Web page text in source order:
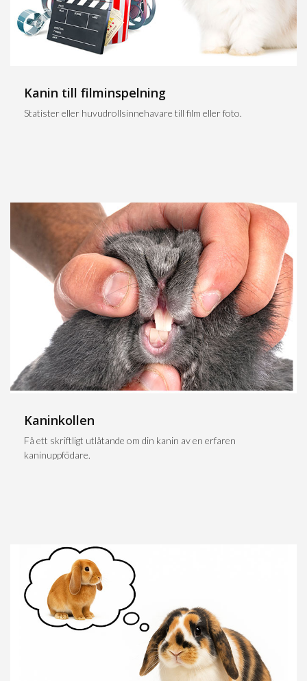
Kanin till filminspelning
Statister eller huvudrollsinnehavare till film eller foto.
Kaninkollen
Få ett skriftligt utlåtande om din kanin av en erfaren
kaninuppfödare.